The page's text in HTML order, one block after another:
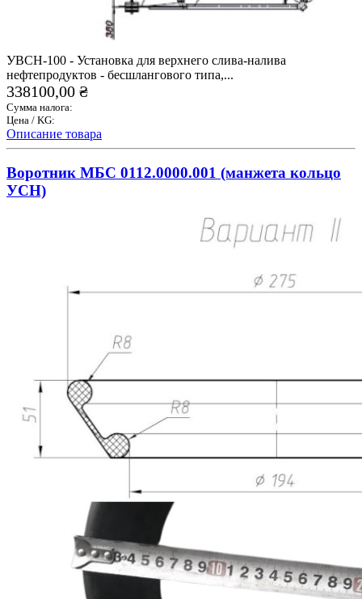
УВСН-100 - Установка для верхнего слива-налива
нефтепродуктов - бесшлангового типа,...
338100,00 ₴
Сумма налога:
Цена / KG:
Описание товара
Воротник МБС 0112.0000.001 (манжета кольцо
УСН)